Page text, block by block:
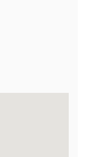
dans une